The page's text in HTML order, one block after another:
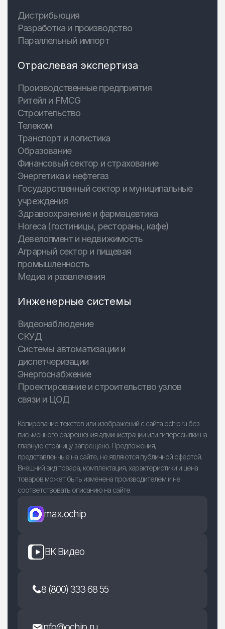
Дистрибьюция
Разработка и производство
Параллельный импорт
Отраслевая экспертиза
Производственные предприятия
Ритейл и FMCG
Строительство
Телеком
Транспорт и логистика
Образование
Финансовый сектор и страхование
Энергетика и нефтегаз
Государственный сектор и муниципальные
учреждения
Здравоохранение и фармацевтика
Horeca (гостиницы, рестораны, кафе)
Девелопмент и недвижимость
Аграрный сектор и пищевая
промышленность
Медиа и развлечения
Инженерные системы
Видеонаблюдение
СКУД
Системы автоматизации и
диспетчеризации
Энергоснабжение
Проектирование и строительство узлов
связи и ЦОД
Копирование текстов или изображений с сайта ochip.ru без
письменного разрешения администрации или гиперссылки на
главную страницу запрещено. Предложения,
представленные на сайте, не являются публичной офертой.
Внешний вид товара, комплектация, характеристики и цена
товаров может быть изменена производителем и не
соответствовать описанию на сайте.
max.ochip
ВК Видео
8 (800) 333 68 55